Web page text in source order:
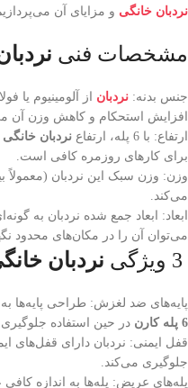
نردبان خانگی و مزایای آن
مشخصات فنی نردبان
جنس بدنه: نردبان از آلومینیوم یا
افزایش استحکام و کاهش وزن آن
ارتفاع: با 6 پله، ارتفاع
نردبان خانگی 6 پله کارن
برای کارهای روزمره کافی است.
می‌کند.
ابعاد: ابعاد جمع شده نردبان به
می‌توان آن را در مکان‌های محدود
نردبان خانگی 6 پله
پایه‌های ضد لغزش: طراحی پایه‌ها
6 پله کارن
در حین استفاده
قفل ایمنی: نردبان دارای قفل‌های
جلوگیری می‌کند.
پله‌های عریض: پله‌ها به اندازه کافی